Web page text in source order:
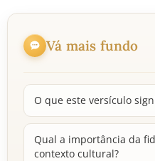
Vá mais fundo
O que este versículo
Qual a importância da
contexto cultural?